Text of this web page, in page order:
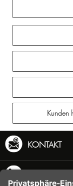
Kunden
KONTAKT